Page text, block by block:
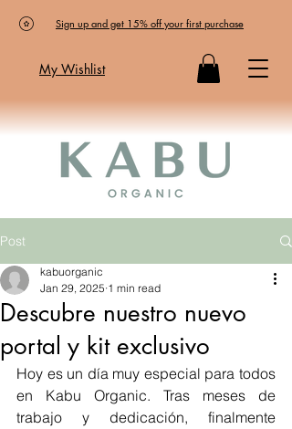
Sign up and get 15% off your first purchase
My Wishlist
Post
Descubre nuestro nuevo
portal y kit exclusivo
kabuorganic
Jan 29, 2025 1 min read
Hoy es un día muy especial para todos
en Kabu Organic. Tras meses de
trabajo y dedicación, finalmente